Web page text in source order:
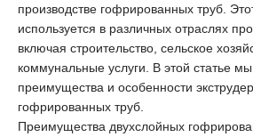
производстве гофрированных труб.
используется в различных отраслях
включая строительство, сельское
коммунальные услуги. В этой статье
преимущества и особенности
гофрированных труб.
Преимущества двухслойных